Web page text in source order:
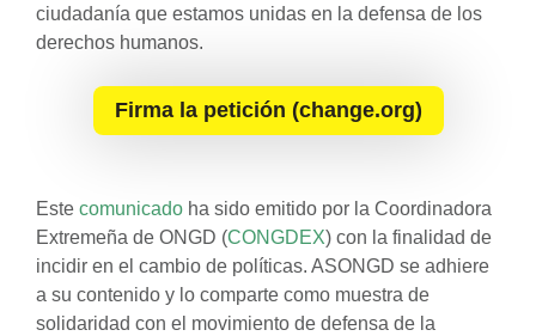
ciudadanía que estamos unidas en la defensa de los
derechos humanos.
Firma la petición (change.org)
Este comunicado ha sido emitido por la Coordinadora
Extremeña de ONGD (CONGDEX) con la finalidad de
incidir en el cambio de políticas. ASONGD se adhiere
a su contenido y lo comparte como muestra de
solidaridad con el movimiento de defensa de la